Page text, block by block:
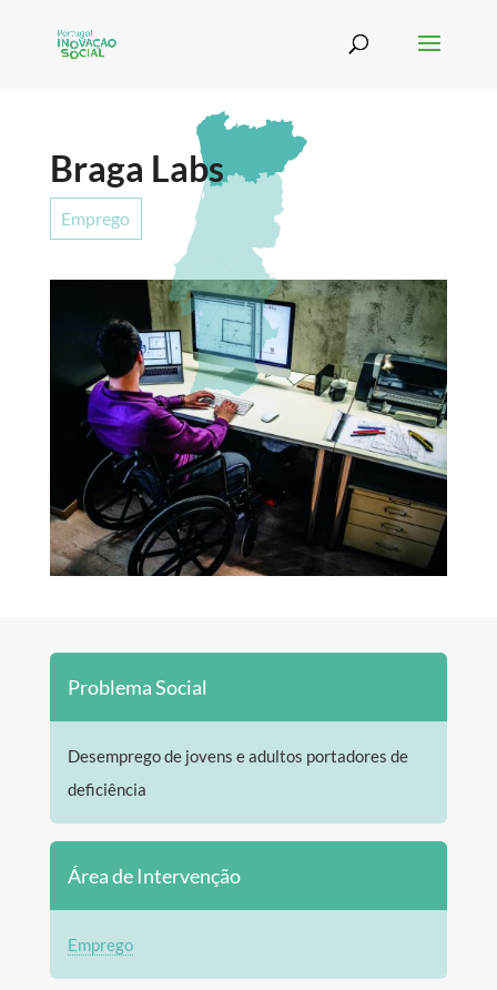
Braga Labs
Emprego
Problema Social
Desemprego de jovens e adultos portadores de
deficiência
Área de Intervenção
Emprego